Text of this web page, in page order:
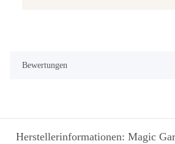
Bewertungen
Herstellerinformationen: Magic